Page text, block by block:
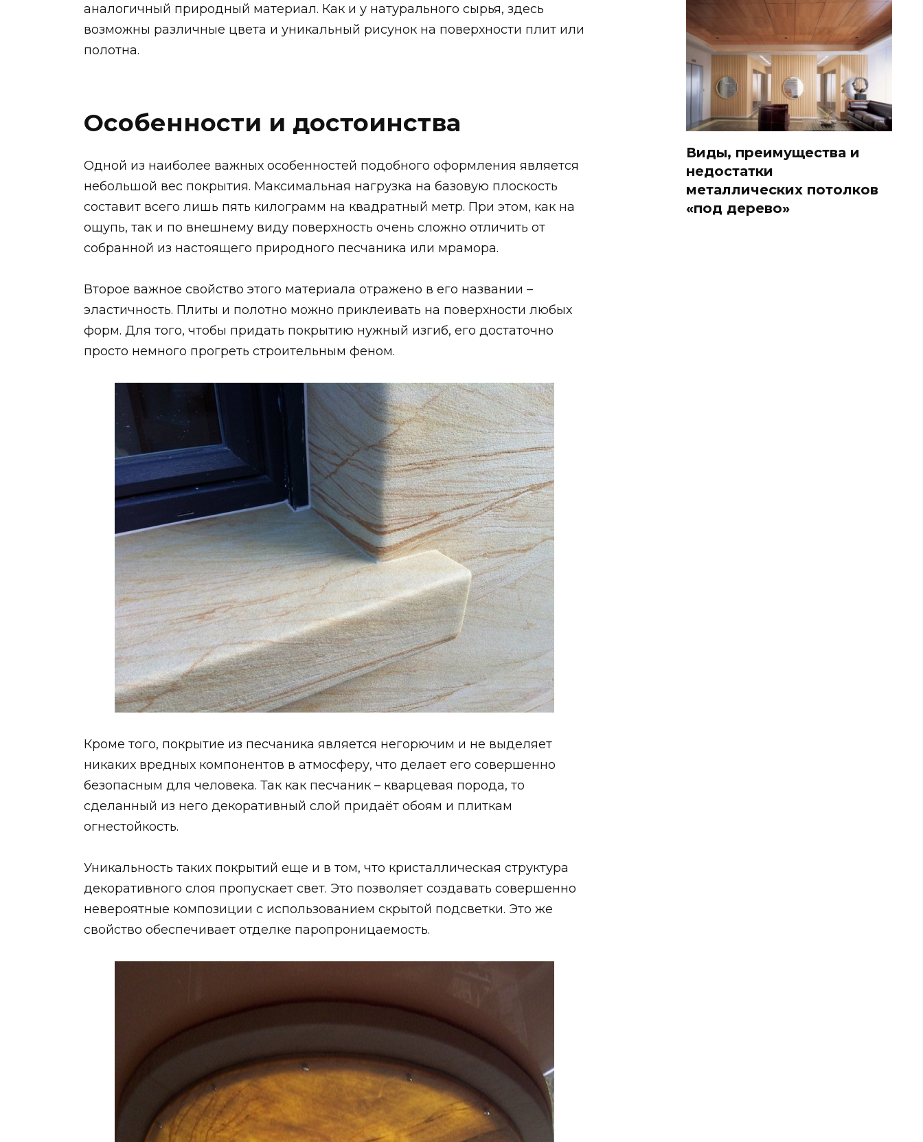
аналогичный природный материал. Как и у натурального сырья, здесь
возможны различные цвета и уникальный рисунок на поверхности плит или
полотна.
Особенности и достоинства
Одной из наиболее важных особенностей подобного оформления является
небольшой вес покрытия. Максимальная нагрузка на базовую плоскость
составит всего лишь пять килограмм на квадратный метр. При этом, как на
ощупь, так и по внешнему виду поверхность очень сложно отличить от
собранной из настоящего природного песчаника или мрамора.
Второе важное свойство этого материала отражено в его названии –
эластичность. Плиты и полотно можно приклеивать на поверхности любых
форм. Для того, чтобы придать покрытию нужный изгиб, его достаточно
просто немного прогреть строительным феном.
Кроме того, покрытие из песчаника является негорючим и не выделяет
никаких вредных компонентов в атмосферу, что делает его совершенно
безопасным для человека. Так как песчаник – кварцевая порода, то
сделанный из него декоративный слой придаёт обоям и плиткам
огнестойкость.
Уникальность таких покрытий еще и в том, что кристаллическая структура
декоративного слоя пропускает свет. Это позволяет создавать совершенно
невероятные композиции с использованием скрытой подсветки. Это же
свойство обеспечивает отделке паропроницаемость.
Виды, преимущества и
недостатки
металлических потолков
«под дерево»